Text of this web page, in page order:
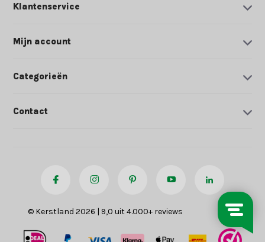
Klantenservice
Mijn account
Categorieën
Contact
© Kerstland 2026 | 9,0 uit 4.000+ reviews